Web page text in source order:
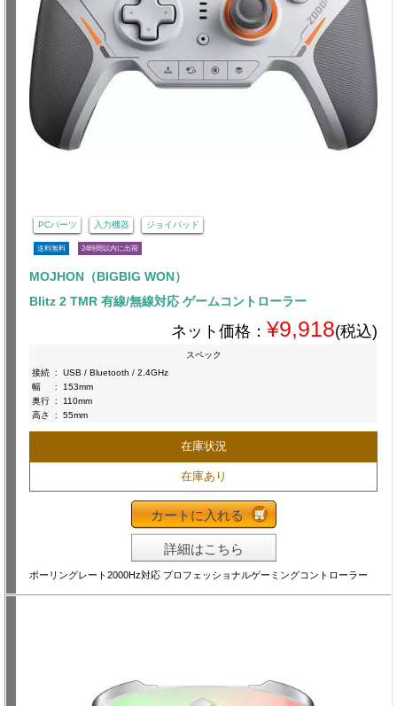
PCパーツ 入力機器 ジョイパッド
送料無料 24時間以内に出荷
MOJHON（BIGBIG WON）
Blitz 2 TMR 有線/無線対応 ゲームコントローラー
ネット価格： ¥9,918(税込)
スペック
接続 :
USB / Bluetooth / 2.4GHz
幅
:
153mm
奥行 :
110mm
高さ
: 55mm
在庫状況
在庫あり
カートに入れる
詳細はこちら
ポーリングレート2000Hz対応 プロフェッショナルゲーミングコントローラー